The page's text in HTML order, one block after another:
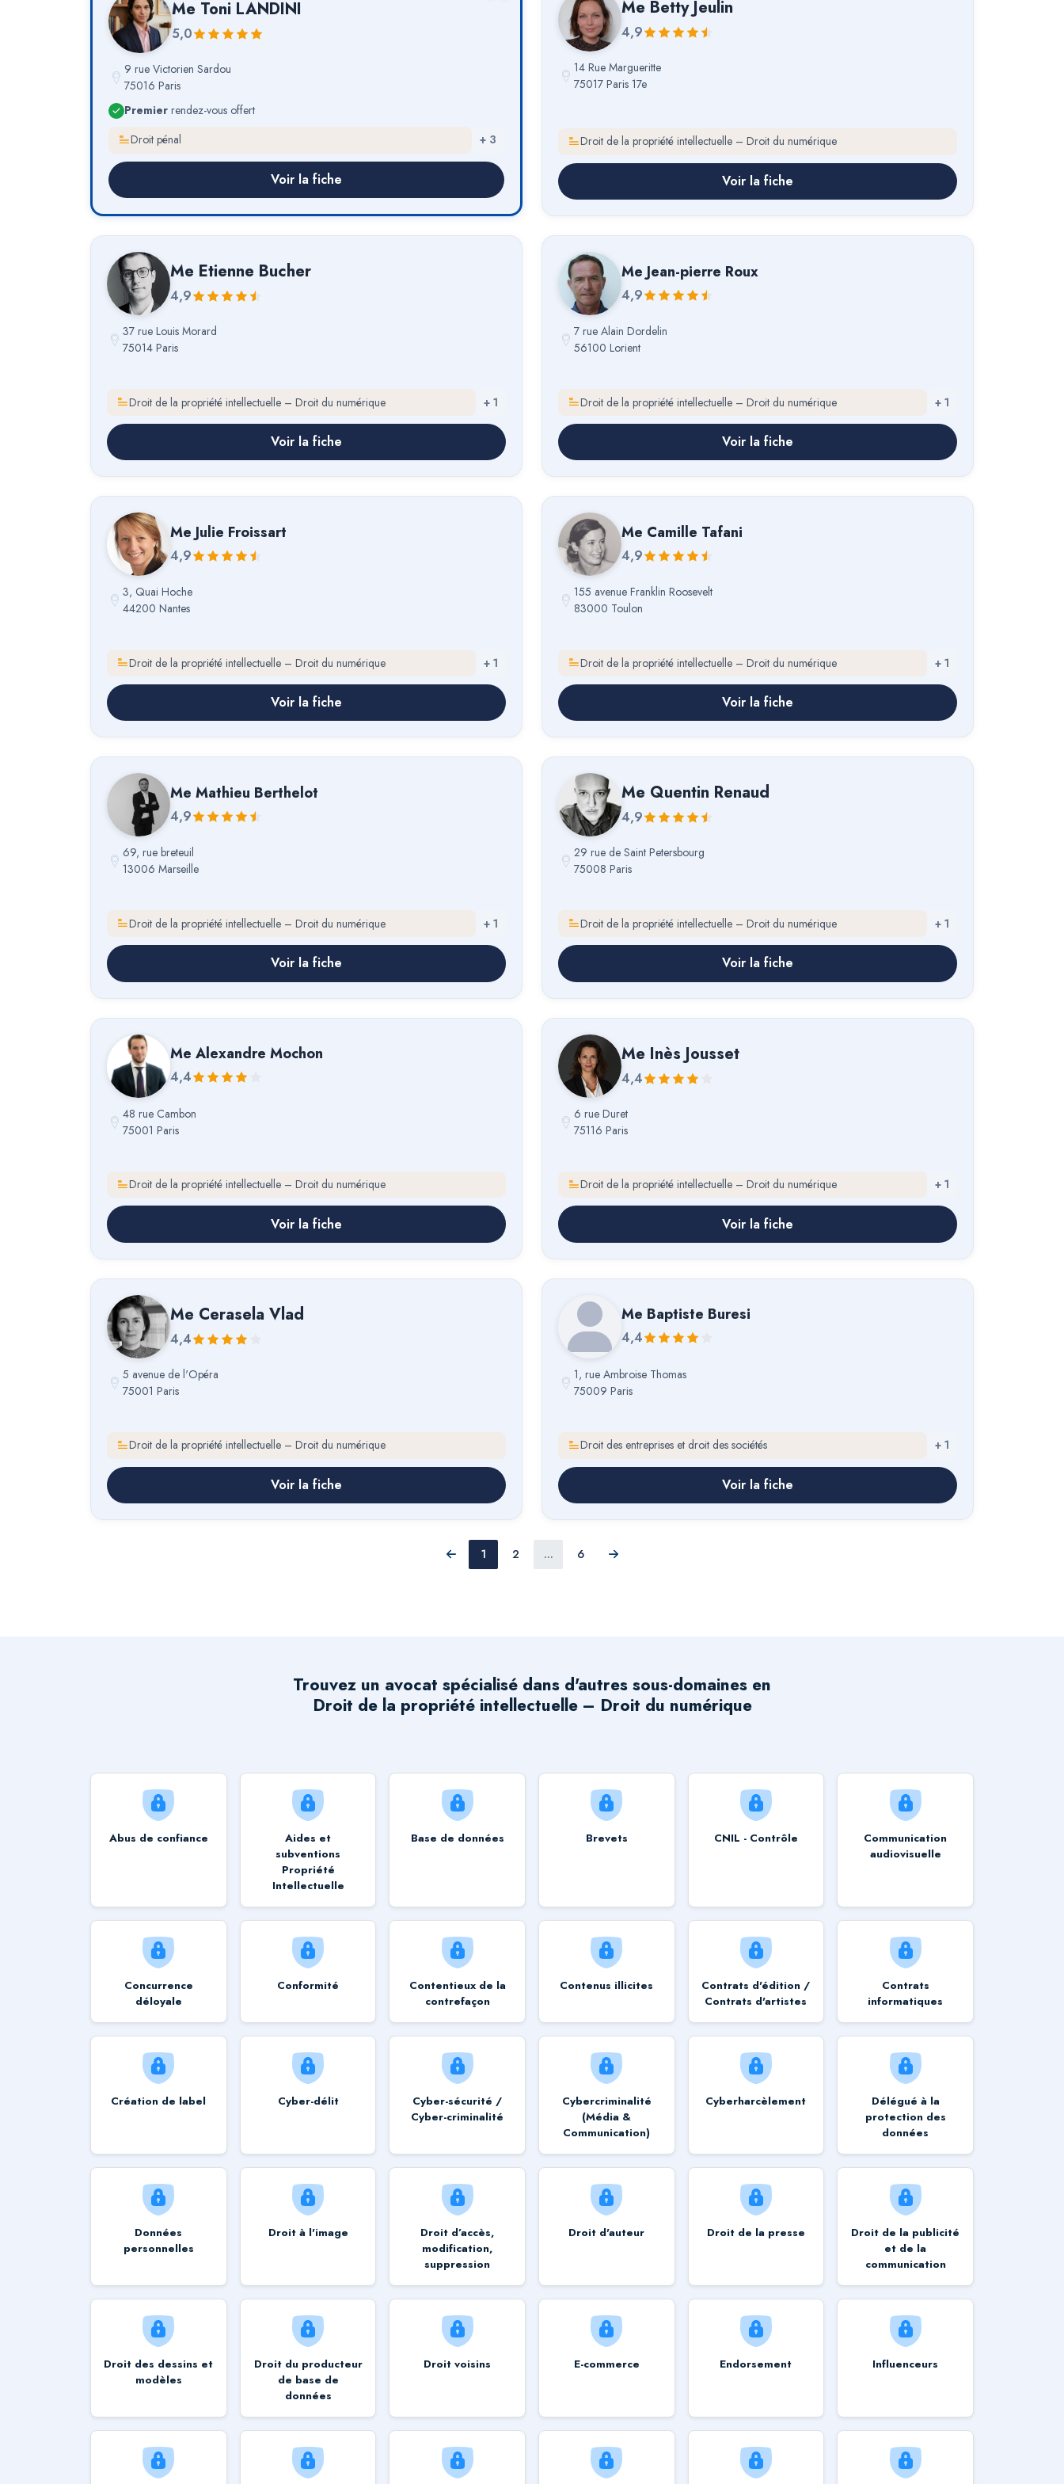
Me Toni LANDINI
5,0
9 rue Victorien Sardou
75016 Paris
Premier rendez-vous offert
Droit pénal
+ 3
Voir la fiche
Me Betty Jeulin
4,9
14 Rue Margueritte
75017 Paris 17e
Droit de la propriété intellectuelle – Droit du numérique
Voir la fiche
Me Etienne Bucher
4,9
37 rue Louis Morard
75014 Paris
Droit de la propriété intellectuelle – Droit du numérique + 1
Voir la fiche
Me Jean-pierre Roux
4,9
7 rue Alain Dordelin
56100 Lorient
Droit de la propriété intellectuelle – Droit du numérique + 1
Voir la fiche
Me Julie Froissart
4,9
3, Quai Hoche
44200 Nantes
Droit de la propriété intellectuelle – Droit du numérique + 1
Voir la fiche
Me Camille Tafani
4,9
155 avenue Franklin Roosevelt
83000 Toulon
Droit de la propriété intellectuelle – Droit du numérique + 1
Voir la fiche
Me Mathieu Berthelot
4,9
69, rue breteuil
13006 Marseille
Droit de la propriété intellectuelle – Droit du numérique + 1
Voir la fiche
Me Quentin Renaud
4,9
29 rue de Saint Petersbourg
75008 Paris
Droit de la propriété intellectuelle – Droit du numérique + 1
Voir la fiche
Me Alexandre Mochon
4,4
48 rue Cambon
75001 Paris
Droit de la propriété intellectuelle – Droit du numérique
Voir la fiche
Me Inès Jousset
4,4
6 rue Duret
75116 Paris
Droit de la propriété intellectuelle – Droit du numérique + 1
Voir la fiche
Me Cerasela Vlad
4,4
5 avenue de l'Opéra
75001 Paris
Droit de la propriété intellectuelle – Droit du numérique
Voir la fiche
Me Baptiste Buresi
4,4
1, rue Ambroise Thomas
75009 Paris
Droit des entreprises et droit des sociétés + 1
Voir la fiche
Précédent
1 2 ... 6 Suivant
Trouvez un avocat spécialisé dans d'autres sous-domaines en
Droit de la propriété intellectuelle – Droit du numérique
Abus de confiance
Aides et
subventions
Propriété
Intellectuelle
Base de données Brevets CNIL - Contrôle
Communication
audiovisuelle
Concurrence
déloyale
Conformité
Contentieux de la
contrefaçon
Contenus illicites
Contrats d'édition /
Contrats d'artistes
Contrats
informatiques
Création de label Cyber-délit
Cyber-sécurité /
Cyber-criminalité
Cybercriminalité
(Média &
Communication)
Cyberharcèlement
Délégué à la
protection des
données
Données
personnelles
Droit à l'image
Droit d’accès,
modification,
suppression
Droit d'auteur Droit de la presse
Droit de la publicité
et de la
communication
Droit des dessins et
modèles
Droit du producteur
de base de
données
Droit voisins E-commerce Endorsement Influenceurs